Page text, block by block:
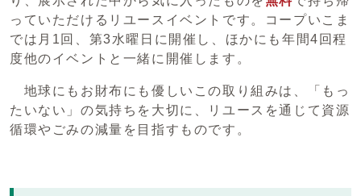
っていただけるリユースイベントです。コープいこま
では月1回、第3水曜日に開催し、ほかにも年間4回程
度他のイベントと一緒に開催します。
地球にもお財布にも優しいこの取り組みは、「もっ
たいない」の気持ちを大切に、リユースを通じて資源
循環やごみの減量を目指すものです。